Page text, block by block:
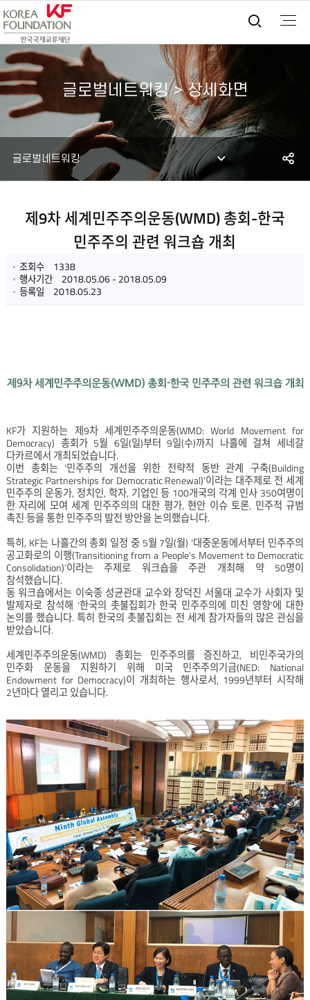
통합
글로벌네트워킹 > 상세화면
글로벌네트워킹
제9차 세계민주주의운동(WMD) 총회-한국
민주주의 관련 워크숍 개최
조회수
1338
행사기간
2018.05.06 - 2018.05.09
등록일
2018.05.23
KF가 지원하는 제9차 세계민주주의운동(WMD: World Movement for
Democracy) 총회가 5월 6일(일)부터 9일(수)까지 나흘에 걸쳐 세네갈
다카르에서 개최되었습니다.
이번 총회는 ‘민주주의 개선을 위한 전략적 동반 관계 구축(Building
Strategic Partnerships for Democratic Renewal)’이라는 대주제로 전 세계
민주주의 운동가, 정치인, 학자, 기업인 등 100개국의 각계 인사 350여명이
한 자리에 모여 세계 민주주의의 대한 평가, 현안 이슈 토론, 민주적 규범
촉진 등을 통한 민주주의 발전 방안을 논의했습니다.
특히, KF는 나흘간의 총회 일정 중 5월 7일(월) ‘대중운동에서부터 민주주의
공고화로의 이행(Transitioning from a People's Movement to Democratic
Consolidation)’이라는 주제로 워크숍을 주관 개최해 약 50명이
참석했습니다.
동 워크숍에서는 이숙종 성균관대 교수와 장덕진 서울대 교수가 사회자 및
발제자로 참석해 ‘한국의 촛불집회가 한국 민주주의에 미친 영향’에 대한
논의를 했습니다. 특히 한국의 촛불집회는 전 세계 참가자들의 많은 관심을
받았습니다.
세계민주주의운동(WMD) 총회는 민주주의를 증진하고, 비민주국가의
민주화 운동을 지원하기 위해 미국 민주주의기금(NED: National
Endowment for Democracy)이 개최하는 행사로서, 1999년부터 시작해
2년마다 열리고 있습니다.